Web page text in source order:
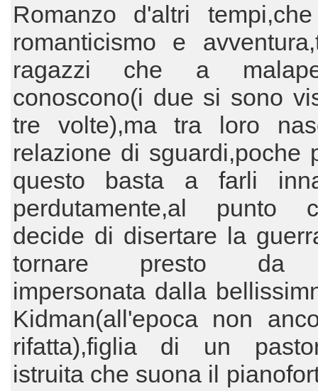
Romanzo d'altri
romanticismo e
ragazzi che a
conoscono(i due si sono
tre volte),ma tra loro
relazione di sguardi,poche
questo basta a farli
perdutamente,al punto
decide di disertare la
tornare presto da
impersonata dalla
Kidman(all'epoca non
rifatta),figlia di un
istruita che suona il